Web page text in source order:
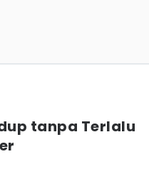
tanpa Terlalu